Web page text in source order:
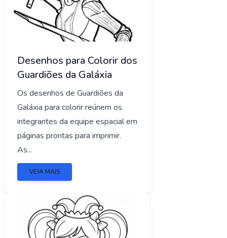
Desenhos para Colorir dos
Guardiões da Galáxia
Os desenhos de Guardiões da
Galáxia para colorir reúnem os
integrantes da equipe espacial em
páginas prontas para imprimir.
As...
VEJA MAIS